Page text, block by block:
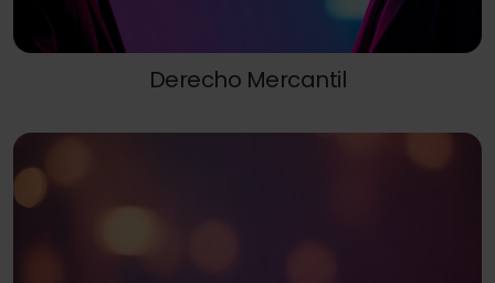
Derecho Mercantil